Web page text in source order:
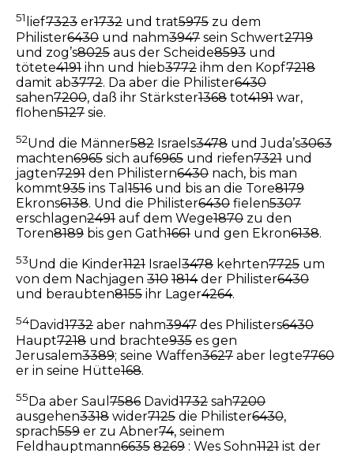
51 lief7323 er1732 und trat5975 zu dem
Philister6430 und nahm3947 sein Schwert2719
und zog’s8025 aus der Scheide8593 und
tötete4191 ihn und hieb3772 ihm den Kopf7218
damit ab3772. Da aber die Philister6430
sahen7200, daß ihr Stärkster1368 tot4191 war,
flohen5127 sie.
52Und die Männer582 Israels3478 und Juda’s3063
machten6965 sich auf6965 und riefen7321 und
jagten7291 den Philistern6430 nach, bis man
kommt935 ins Tal 1516 und bis an die Tore8179
Ekrons6138. Und die Philister6430 fielen5307
erschlagen2491 auf dem Wege1870 zu den
Toren8189 bis gen Gath1661 und gen Ekron6138.
53Und die Kinder1121 Israel 3478 kehrten7725 um
von dem Nachjagen 310 1814der Philister6430
und beraubten8155 ihr Lager4264.
54David1732 aber nahm3947 des Philisters6430
Haupt7218 und brachte935 es gen
Jerusalem3389; seine Waffen3627 aber legte7760
er in seine Hütte168.
55Da aber Saul 7586 David1732 sah7200
ausgehen3318 wider7125 die Philister6430,
sprach559 er zu Abner74, seinem
Feldhauptmann6635 8269 : Wes Sohn1121 ist der